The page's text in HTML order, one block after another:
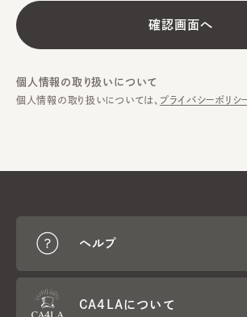
個人情報の取り扱いについて
個人情報の取り扱いについては、 プライバシーポリシ
ヘルプ
CA4LAについて